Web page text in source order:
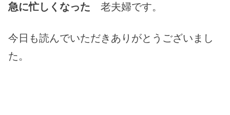
急に忙しくなった 老夫婦です。
今日も読んでいただきありがとうございまし
た。